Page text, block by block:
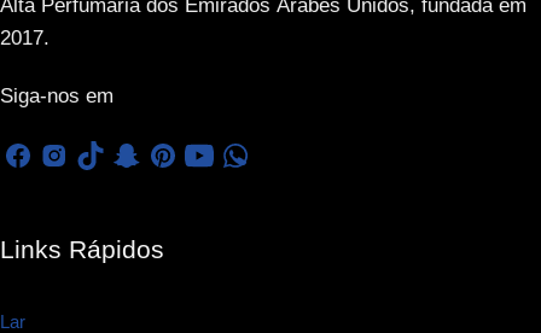
Alta Perfumaria dos Emirados Árabes Unidos, fundada em
2017.
Siga-nos em
Links Rápidos
Lar